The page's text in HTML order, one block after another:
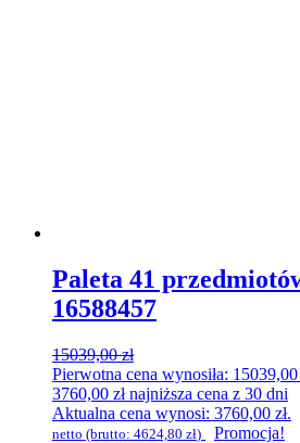
Paleta 41
16588457
15039,00zł
Pierwotna cena wynosiła: 15039,00
3760,00 złnajniższa cena z 30 dni
Aktualna cena wynosi: 3760,00 zł.
netto (brutto: 4624,80 zł) Promocja!